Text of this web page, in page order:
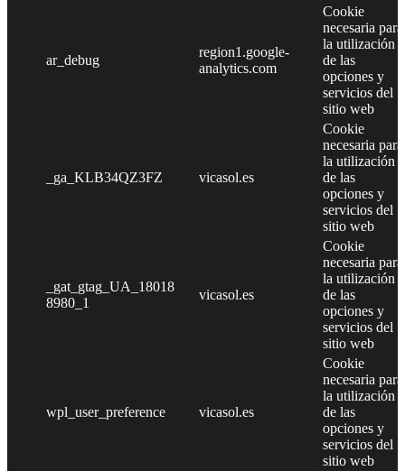
ar_debug
region1.google-
analytics.com
Cookie
necesaria para
la utilización
de las
opciones y
servicios del
sitio web
_ga_KLB34QZ3FZ vicasol.es
Cookie
necesaria para
la utilización
de las
opciones y
servicios del
sitio web
_gat_gtag_UA_18018
8980_1
vicasol.es
Cookie
necesaria para
la utilización
de las
opciones y
servicios del
sitio web
wpl_user_preference vicasol.es
Cookie
necesaria para
la utilización
de las
opciones y
servicios del
sitio web